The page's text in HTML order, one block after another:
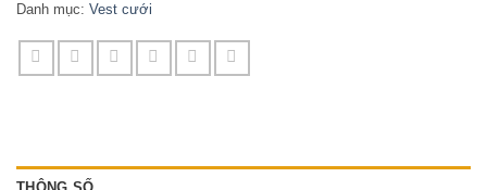
Danh mục: Vest cưới